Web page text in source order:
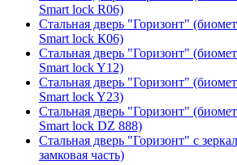
Smart lock R06)
Стальная дверь "Горизонт"
Smart lock К06)
Стальная дверь "Горизонт"
Smart lock Y12)
Стальная дверь "Горизонт"
Smart lock Y23)
Стальная дверь "Горизонт"
Smart lock DZ 888)
Стальная дверь "Горизонт" с
замковая часть)